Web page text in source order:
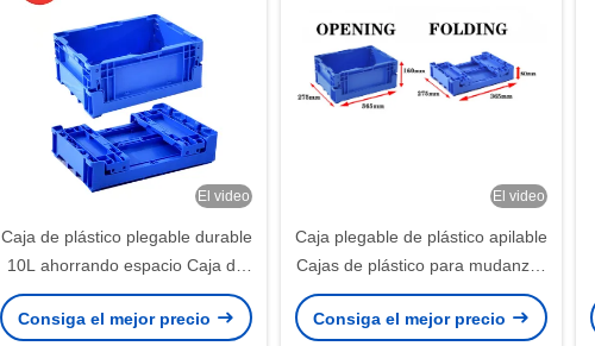
El video
Caja de plástico plegable durable
10L ahorrando espacio Caja de
plástico plegable fábrica
suministro directo
Consiga el mejor precio
El video
Caja plegable de plástico apilable
Cajas de plástico para mudanzas
Logística Transporte Almacén
Contenedor de plástico
Consiga el mejor precio